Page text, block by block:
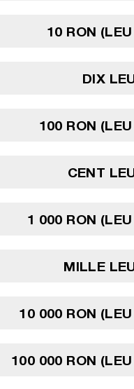
10 RON
DIX
100 RON
CENT
1 000 RON
MILLE
10 000 RON
100 000 RON